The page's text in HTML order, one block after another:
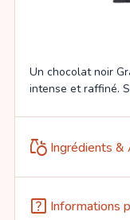
Un chocolat noir
intense et raffiné.
torréfié. Un jeu
texture, à la fois
...Lire la suite
grocery Ingrédients &
help_center Informations